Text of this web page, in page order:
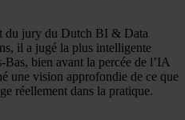
du jury du Dutch BI & Data
il a jugé la plus intelligente
Bas, bien avant la percée de l’IA
une vision approfondie de ce que
réellement dans la pratique.